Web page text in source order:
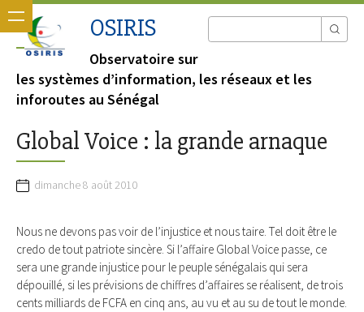
OSIRIS
Observatoire sur
les systèmes d’information, les réseaux et les
inforoutes au Sénégal
Global Voice : la grande arnaque
dimanche 8 août 2010
Nous ne devons pas voir de l’injustice et nous taire. Tel doit être le
credo de tout patriote sincère. Si l’affaire Global Voice passe, ce
sera une grande injustice pour le peuple sénégalais qui sera
dépouillé, si les prévisions de chiffres d’affaires se réalisent, de trois
cents milliards de FCFA en cinq ans, au vu et au su de tout le monde.